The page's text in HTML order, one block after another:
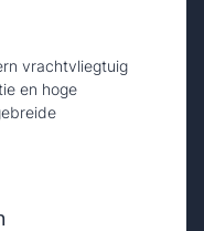
vrachtvliegtuig
en hoge